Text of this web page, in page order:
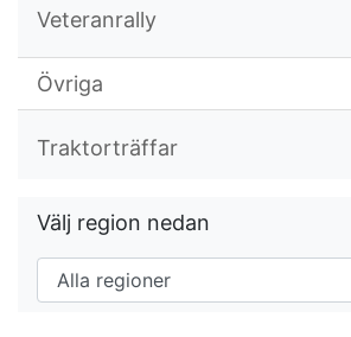
Veteranrally
Övriga
Traktorträffar
Välj region nedan